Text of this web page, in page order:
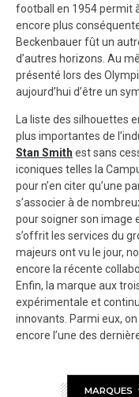
football en 1954 permit
encore plus
Beckenbauer fût un
d’autres horizons. Au
présenté lors des
aujourd’hui d’être un
La liste des silhouettes
plus importantes de
Stan Smith est sans
iconiques telles la
pour n’en citer qu’une
s’associer à de
pour soigner son image
s’offrit les services du
majeurs ont vu le jour,
encore la récente
Enfin, la marque aux
expérimentale et
innovants. Parmi eux,
encore l’une des
MARQUES